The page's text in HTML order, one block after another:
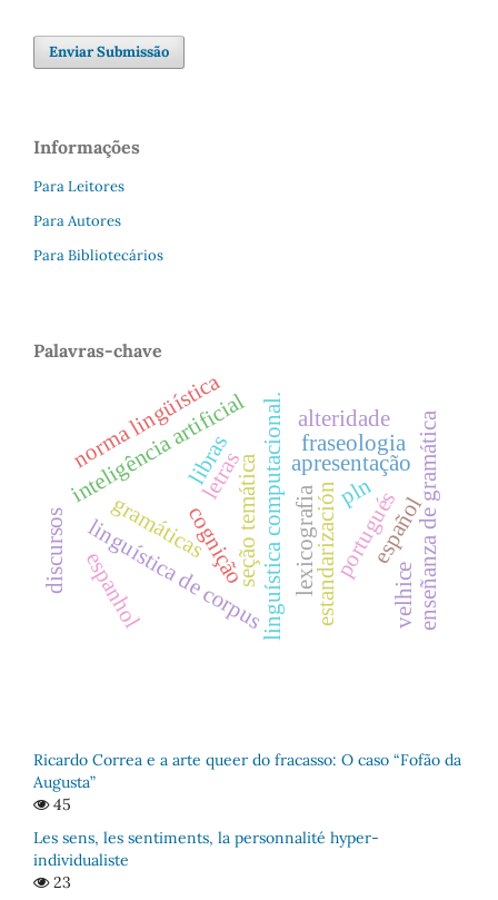
Enviar Submissão
Informações
Para Leitores
Para Autores
Para Bibliotecários
Palavras-chave
linguística de corpuslinguística computacional.
inteligência artificial
letras apresentação
seção temática
cognição estandarización
gramáticas enseñanza de gramática
norma lingüística
portugués
español
espanhol
libras
lexicografia
fraseologia
pln
velhice
alteridade
discursos
Ricardo Correa e a arte queer do fracasso: O caso “Fofão da
Augusta”
45
Les sens, les sentiments, la personnalité hyper-
individualiste
23